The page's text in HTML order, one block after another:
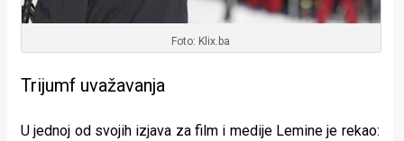
Foto: Klix.ba
Trijumf uvažavanja
U jednoj od svojih izjava za film i medije Lemine je rekao: